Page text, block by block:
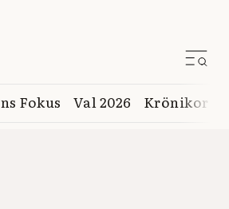
Fokus Val 2026 Krönikor